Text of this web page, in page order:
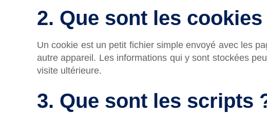
2. Que sont les cookies
Un cookie est un petit fichier simple envoyé avec les
autre appareil. Les informations qui y sont stockées
visite ultérieure.
3. Que sont les scripts